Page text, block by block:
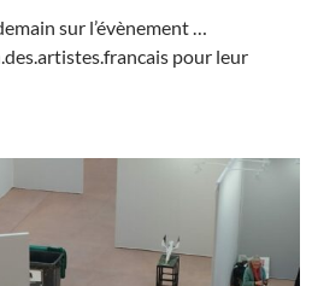
sur l’évènement …
pour leur